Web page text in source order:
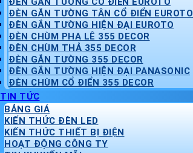
ĐÈN GẮN TƯỜNG TÂN CỔ ĐIỂN EUROTO
ĐÈN GẮN TƯỜNG HIỆN ĐẠI EUROTO
ĐÈN CHÙM PHA LÊ 355 DECOR
ĐÈN CHÙM THẢ 355 DECOR
ĐÈN GẮN TƯỜNG 355 DECOR
ĐÈN GẮN TƯỜNG HIỆN ĐẠI PANASONIC
ĐÈN CHÙM CỔ ĐIỂN 355 DECOR
TIN TỨC
BẢNG GIÁ
KIẾN THỨC ĐÈN LED
KIẾN THỨC THIẾT BỊ ĐIỆN
HOẠT ĐỘNG CÔNG TY